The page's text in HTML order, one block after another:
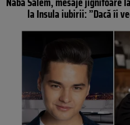
la Insula iubirii: ”Dacă îi